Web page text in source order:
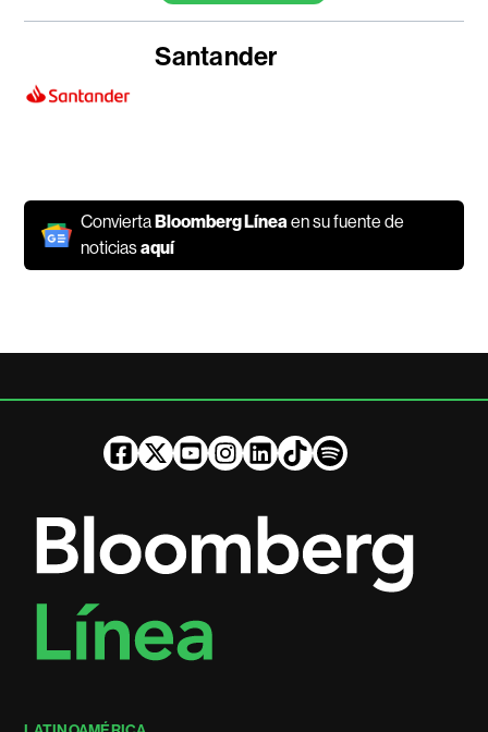
Santander
ConviertaBloomberg Líneaen su fuente de
noticiasaquí